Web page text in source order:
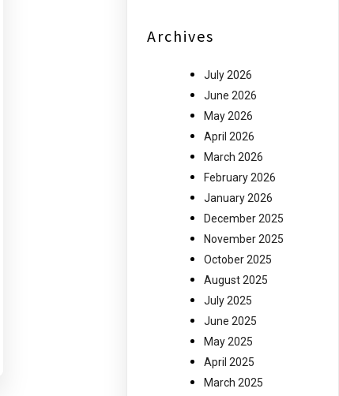
Archives
July 2026
June 2026
May 2026
April 2026
March 2026
February 2026
January 2026
December 2025
November 2025
October 2025
August 2025
July 2025
June 2025
May 2025
April 2025
March 2025